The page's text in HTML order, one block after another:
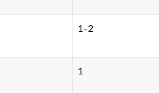
1–2
1